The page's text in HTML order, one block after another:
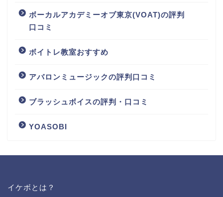
ボーカルアカデミーオブ東京(VOAT)の評判
口コミ
ボイトレ教室おすすめ
アバロンミュージックの評判口コミ
ブラッシュボイスの評判・口コミ
YOASOBI
イケボとは？